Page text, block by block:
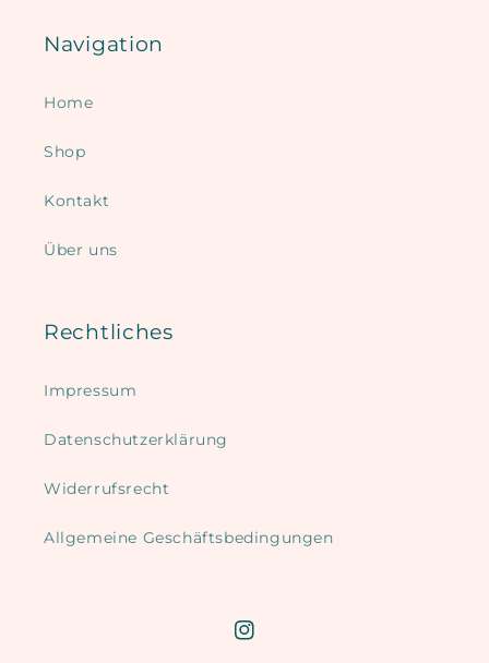
Navigation
Home
Shop
Kontakt
Über uns
Rechtliches
Impressum
Datenschutzerklärung
Widerrufsrecht
Allgemeine Geschäftsbedingungen
Instagram